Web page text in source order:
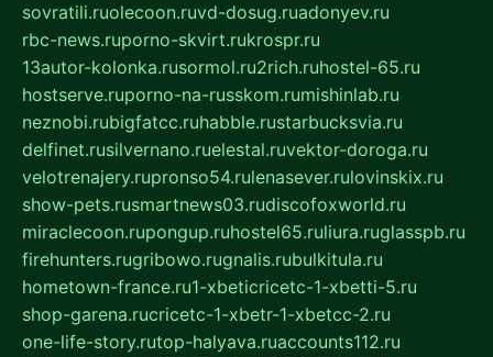
sovratili.ruolecoon.ruvd-dosug.ruadonyev.ru
rbc-news.ruporno-skvirt.rukrospr.ru
13autor-kolonka.rusormol.ru2rich.ruhostel-65.ru
hostserve.ruporno-na-russkom.rumishinlab.ru
neznobi.rubigfatcc.ruhabble.rustarbucksvia.ru
delfinet.rusilvernano.ruelestal.ruvektor-doroga.ru
velotrenajery.rupronso54.rulenasever.rulovinskix.ru
show-pets.rusmartnews03.rudiscofoxworld.ru
miraclecoon.rupongup.ruhostel65.ruliura.ruglasspb.ru
firehunters.rugribowo.rugnalis.rubulkitula.ru
hometown-france.ru1-xbeticricetc-1-xbetti-5.ru
shop-garena.rucricetc-1-xbetr-1-xbetcc-2.ru
one-life-story.rutop-halyava.ruaccounts112.ru